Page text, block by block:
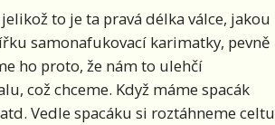
to je ta pravá délka válce, jakou
samonafukovací karimatky, pevně
ho proto, že nám to ulehčí
což chceme. Když máme spacák
Vedle spacáku si roztáhneme celtu